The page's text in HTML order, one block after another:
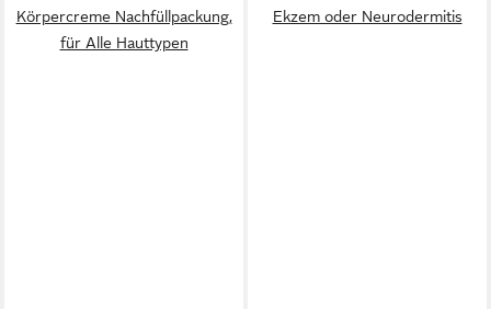
Körpercreme Nachfüllpackung,
für Alle Hauttypen
Ekzem oder Neurodermitis